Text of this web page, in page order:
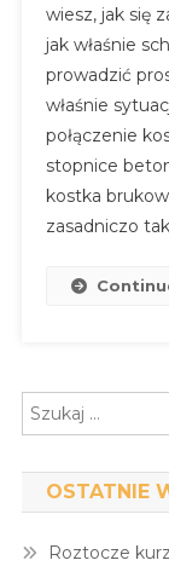
wiesz, jak się
jak właśnie
prowadzić
właśnie
połączenie
stopnice
kostka
zasadniczo
OSTATNIE
Roztocze